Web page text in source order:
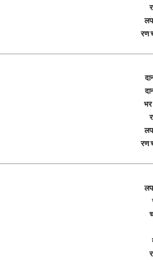
रण
भर
रण